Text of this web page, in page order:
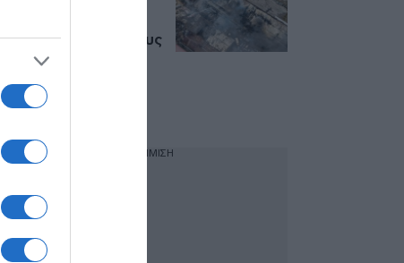
περιοριστικούς όρους
ο ιδιοκτήτης της
ενοικιαστής του
βυτιοφόρου
ΔΙΑΦΗΜΙΣΗ